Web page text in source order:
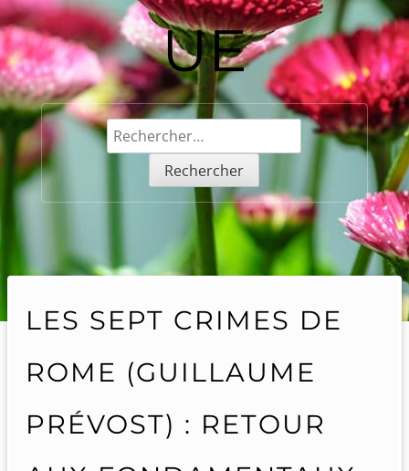
UE
Rechercher :
LES SEPT CRIMES DE
ROME (GUILLAUME
PRÉVOST) : RETOUR